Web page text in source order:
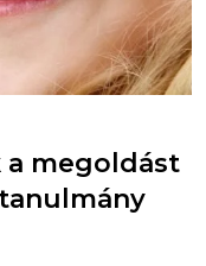
megoldást